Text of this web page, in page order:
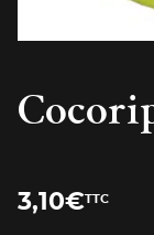
3,10€TTC